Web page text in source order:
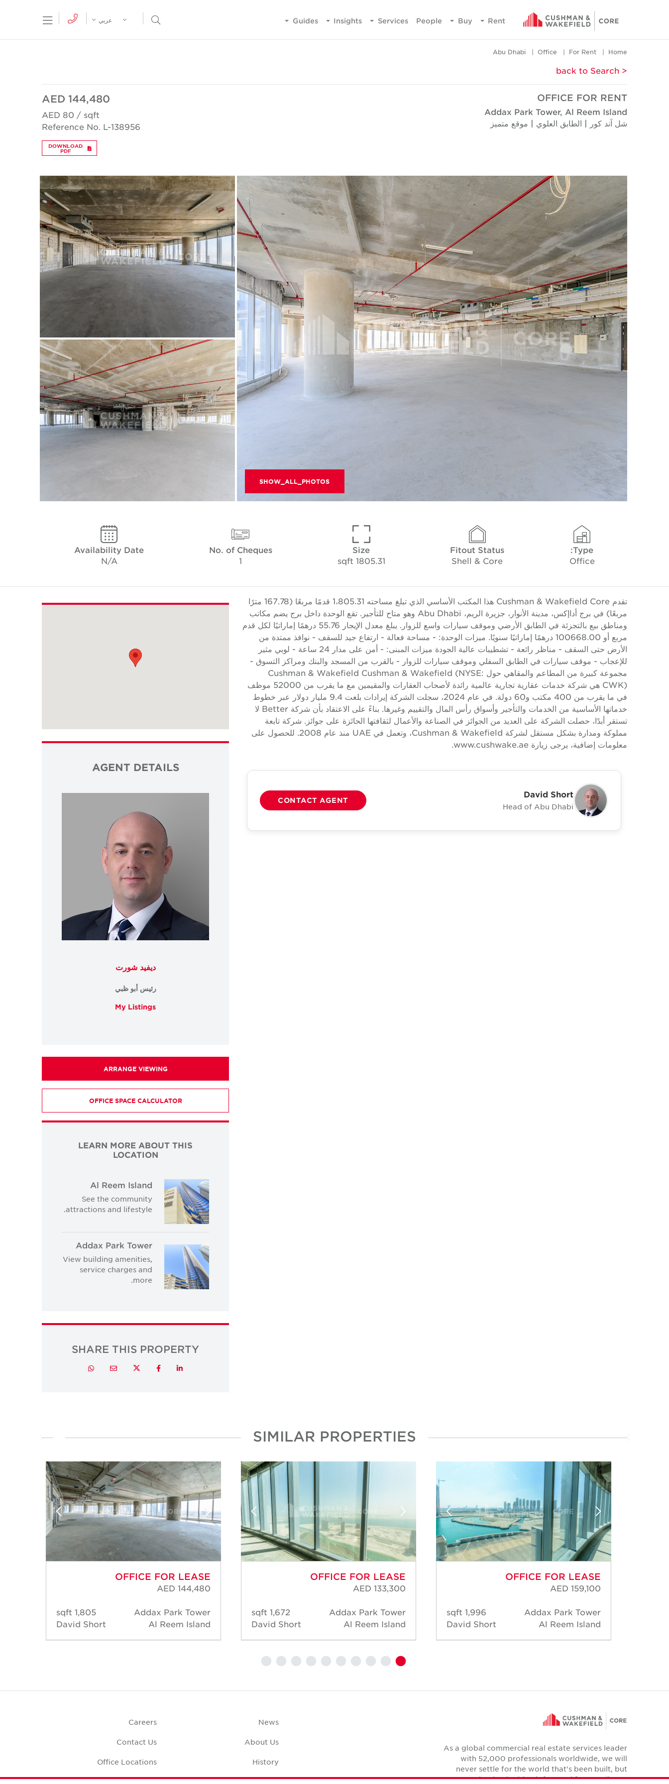
Rent
Buy
People
Services
Insights
Guides
Menu Open Search Menu
عربي
Home
For Rent
Office
Abu Dhabi
< back to Search
OFFICE FOR RENT
Addax Park Tower, Al Reem Island
شل آند كور | الطابق العلوي | موقع متميز
AED 144,480
AED 80 / sqft
Reference No. L-138956
DOWNLOAD
PDF
SHOW_ALL_PHOTOS
Type:
Office
Fitout Status
Shell & Core
Size
1805.31 sqft
No. of Cheques
1
Availability Date
N/A
تقدم Cushman & Wakefield Core هذا المكتب الأساسي الذي تبلغ مساحته 1،805.31 قدمًا مربعًا (167.78 مترًا
مربعًا) في برج أداإكس، مدينة الأنوار، جزيرة الريم، Abu Dhabi وهو متاح للتأجير. تقع الوحدة داخل برج يضم مكاتب
ومناطق بيع بالتجزئة في الطابق الأرضي وموقف سيارات واسع للزوار. يبلغ معدل الإيجار 55.76 درهمًا إماراتيًا لكل قدم
مربع أو 100668.00 درهمًا إماراتيًا سنويًا. ميزات الوحدة: - مساحة فعالة - ارتفاع جيد للسقف - نوافذ ممتدة من
الأرض حتى السقف - مناظر رائعة - تشطيبات عالية الجودة ميزات المبنى: - أمن على مدار 24 ساعة - لوبي مثير
للإعجاب - موقف سيارات في الطابق السفلي وموقف سيارات للزوار - بالقرب من المسجد والبنك ومراكز التسوق -
مجموعة كبيرة من المطاعم والمقاهي حول Cushman & Wakefield Cushman & Wakefield (NYSE:
CWK) هي شركة خدمات عقارية تجارية عالمية رائدة لأصحاب العقارات والمقيمين مع ما يقرب من 52000 موظف
في ما يقرب من 400 مكتب و60 دولة. في عام 2024، سجلت الشركة إيرادات بلغت 9.4 مليار دولار عبر خطوط
خدماتها الأساسية من الخدمات والتأجير وأسواق رأس المال والتقييم وغيرها. بناءً على الاعتقاد بأن شركة Better لا
تستقر أبدًا، حصلت الشركة على العديد من الجوائز في الصناعة والأعمال لثقافتها الحائزة على جوائز. شركة تابعة
مملوكة ومدارة بشكل مستقل لشركة Cushman & Wakefield، وتعمل في UAE منذ عام 2008. للحصول على
معلومات إضافية، يرجى زيارة www.cushwake.ae.
David Short
Head of Abu Dhabi
CONTACT AGENT
AGENT DETAILS
ديفيد شورت
رئيس أبو ظبي
My Listings
ARRANGE VIEWING
OFFICE SPACE CALCULATOR
LEARN MORE ABOUT THIS
LOCATION
Al Reem Island
See the community
attractions and lifestyle.
Addax Park Tower
View building amenities,
service charges and
more.
SHARE THIS PROPERTY
LinkedIn
Facebook
Twitter
Email
Whatsapp
SIMILAR PROPERTIES
OFFICE FOR LEASE
AED 159,100
Addax Park Tower
Al Reem Island
1,996 sqft
David Short
OFFICE FOR LEASE
AED 133,300
Addax Park Tower
Al Reem Island
1,672 sqft
David Short
OFFICE FOR LEASE
AED 144,480
Addax Park Tower
Al Reem Island
1,805 sqft
David Short
As a global commercial real estate services leader
with 52,000 professionals worldwide, we will
never settle for the world that's been built, but
relentlessly drive it forward for our clients,
News
About Us
History
Case Studies
Careers
Contact Us
Office Locations
Corporate Social